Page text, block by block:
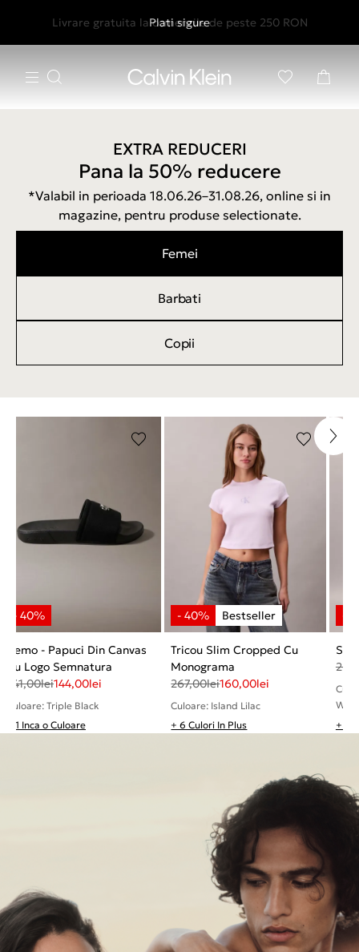
GLS Locker - Metoda Noua de Livrare - Ridicare 24/7
Retur gratuit in termen de 30 de zile
Plati sigure
Livrare gratuita la comenzile de peste 250 RON
EXTRA REDUCERI
Pana la 50% reducere
*Valabil in perioada 18.06.26–31.08.26, online si in
magazine, pentru produse selectionate.
Femei
Barbati
Copii
Nemo - Papuci Din Canvas
Cu Logo Semnatura
241,00lei144,00lei
Culoare: Triple Black
+ 1 Inca o Culoare
Tricou Slim Cropped Cu
Monograma
267,00lei160,00lei
Culoare: Island Lilac
+ 6 Culori In Plus
Slip
W
+ 4